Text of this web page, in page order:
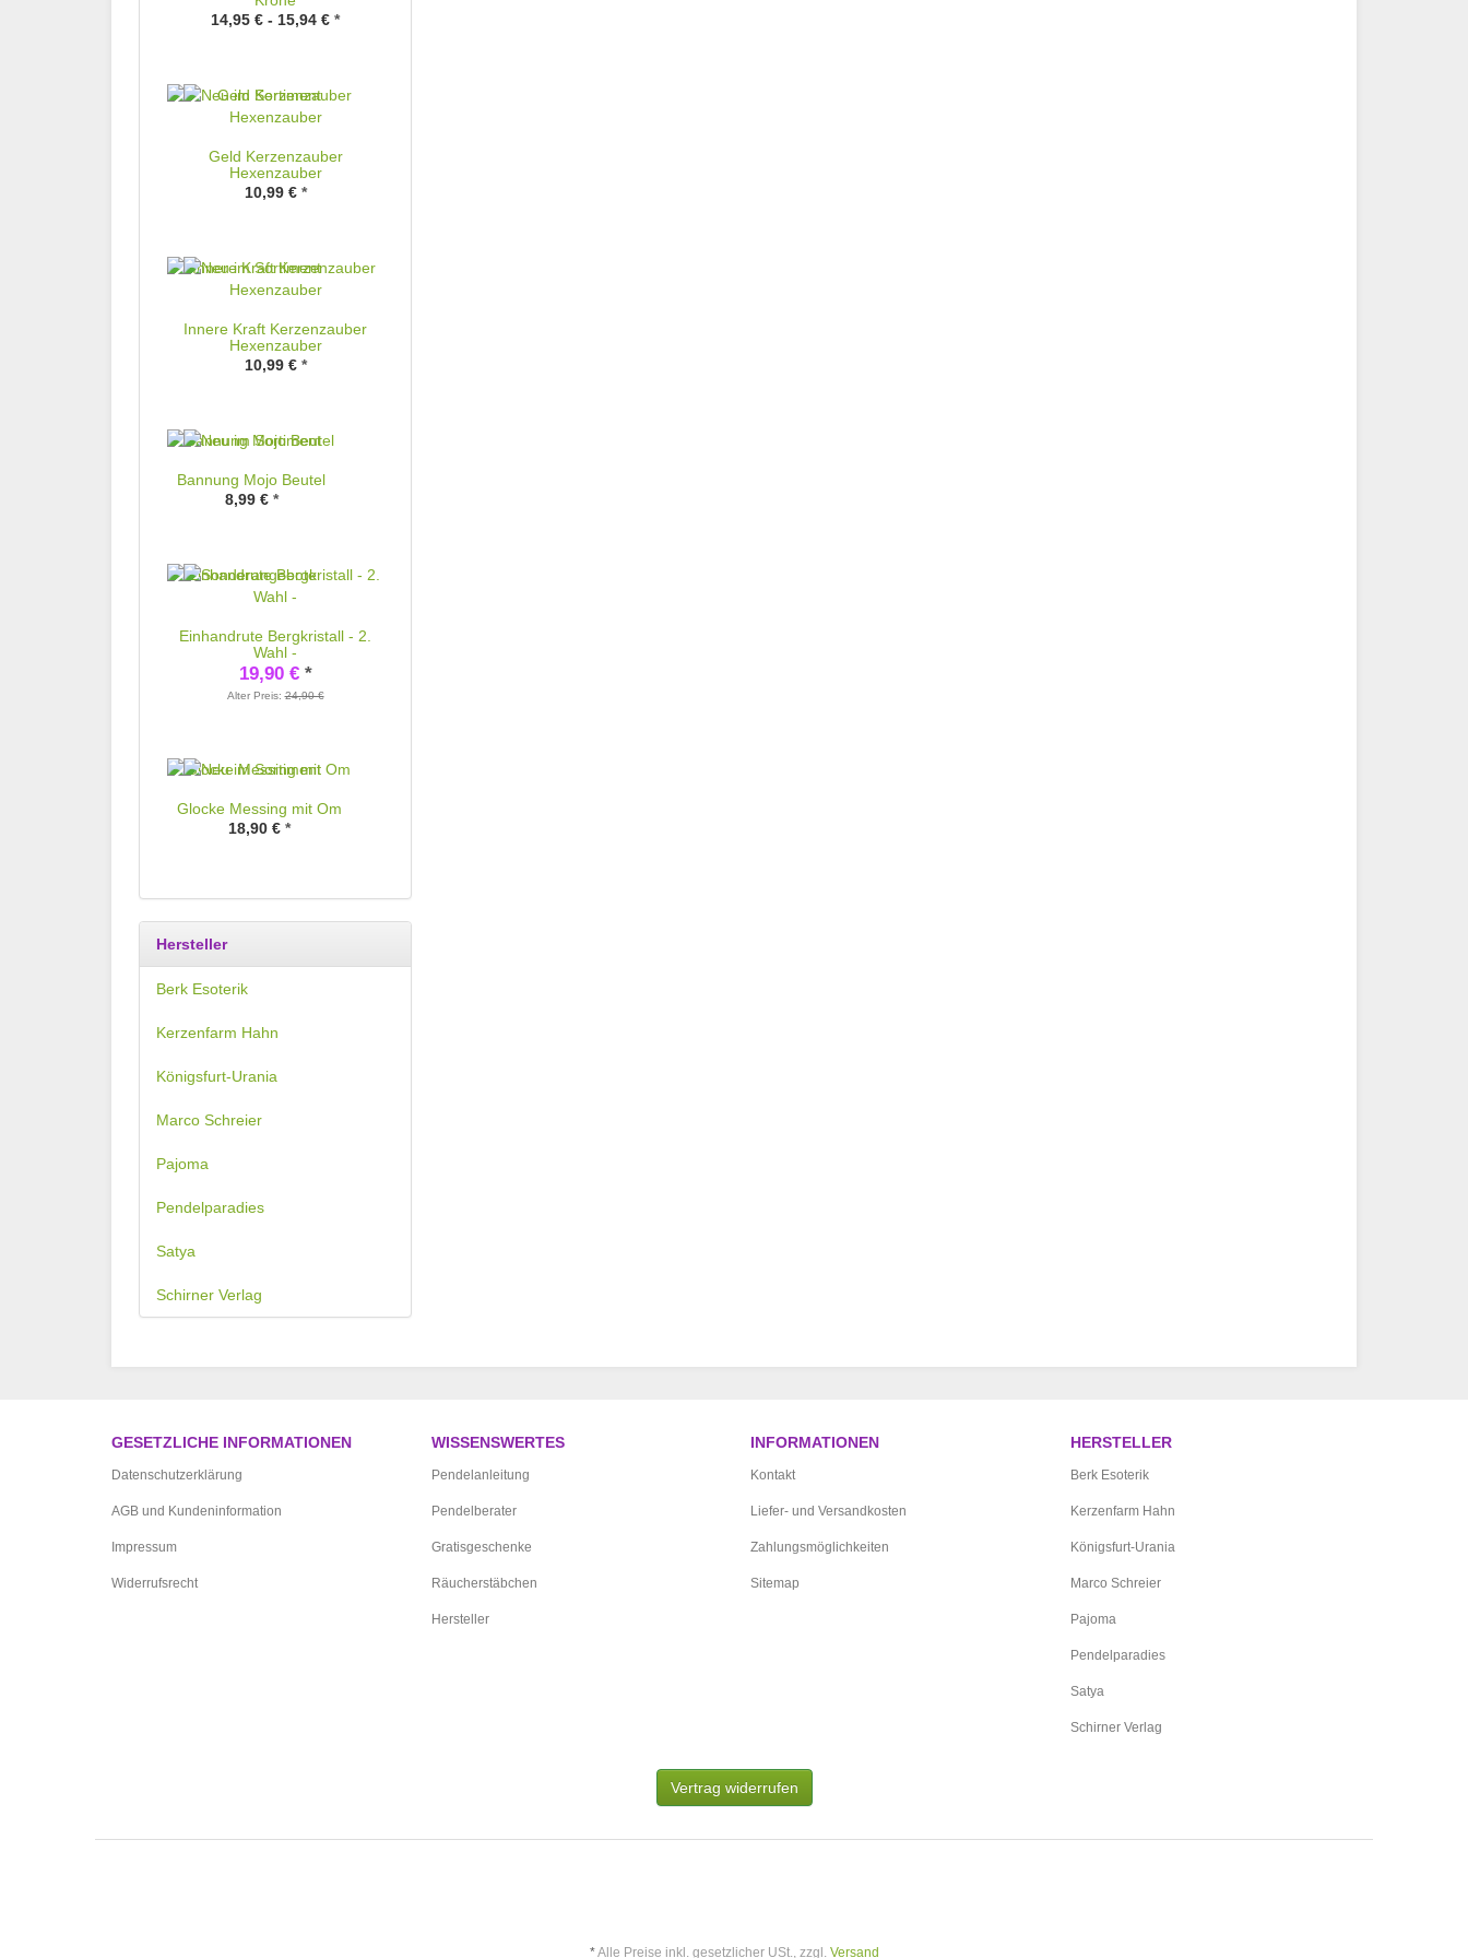
14,95 € - 15,94 € *
Geld Kerzenzauber
Hexenzauber
10,99 € *
Innere Kraft Kerzenzauber
Hexenzauber
10,99 € *
Bannung Mojo Beutel
8,99 € *
Einhandrute Bergkristall - 2.
Wahl -
19,90 € *
Alter Preis:24,90 €
Glocke Messing mit Om
18,90 € *
Hersteller
Berk Esoterik
Kerzenfarm Hahn
Königsfurt-Urania
Marco Schreier
Pajoma
Pendelparadies
Satya
Schirner Verlag
GESETZLICHE INFORMATIONEN
Datenschutzerklärung
AGB und Kundeninformation
Impressum
Widerrufsrecht
WISSENSWERTES
Pendelanleitung
Pendelberater
Gratisgeschenke
Räucherstäbchen
Hersteller
INFORMATIONEN
Kontakt
Liefer- und Versandkosten
Zahlungsmöglichkeiten
Sitemap
HERSTELLER
Berk Esoterik
Kerzenfarm Hahn
Königsfurt-Urania
Marco Schreier
Pajoma
Pendelparadies
Satya
Schirner Verlag
Vertrag widerrufen
*Alle Preise inkl. gesetzlicher USt., zzgl. Versand